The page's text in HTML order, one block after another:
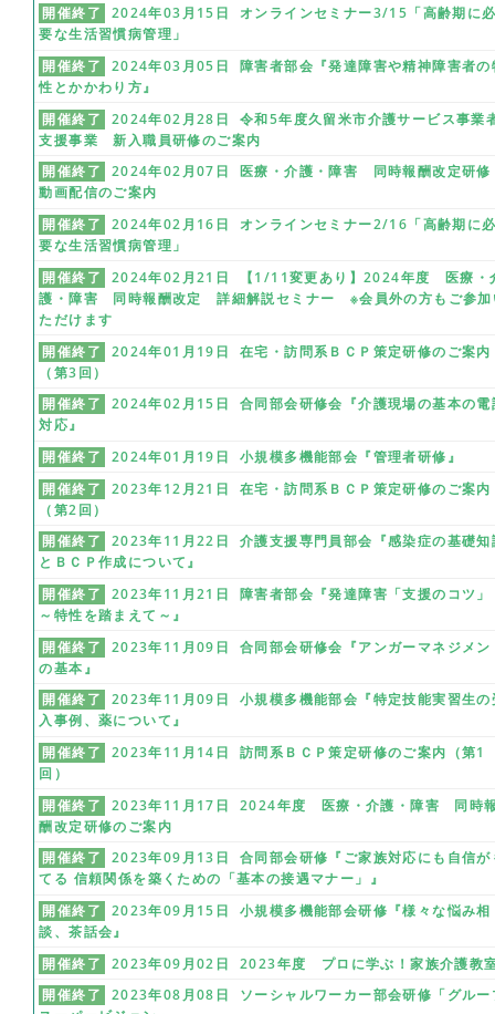
開催終了
2024年03月15日 オンラインセミナー3/15「高齢期に
要な生活習慣病管理」
開催終了
2024年03月05日 障害者部会『発達障害や精神障害者の
性とかかわり方』
開催終了
2024年02月28日 令和5年度久留米市介護サービス事業
支援事業 新入職員研修のご案内
開催終了
2024年02月07日 医療・介護・障害 同時報酬改定研
動画配信のご案内
開催終了
2024年02月16日 オンラインセミナー2/16「高齢期に
要な生活習慣病管理」
開催終了
2024年02月21日 【1/11変更あり】2024年度 医療・
護・障害 同時報酬改定 詳細解説セミナー ※会員外の方もご参加
ただけます
開催終了
2024年01月19日 在宅・訪問系ＢＣＰ策定研修のご案内
（第3回）
開催終了
2024年02月15日 合同部会研修会『介護現場の基本の電
対応』
開催終了
2024年01月19日 小規模多機能部会『管理者研修』
開催終了
2023年12月21日 在宅・訪問系ＢＣＰ策定研修のご案内
（第2回）
開催終了
2023年11月22日 介護支援専門員部会『感染症の基礎知
とＢＣＰ作成について』
開催終了
2023年11月21日 障害者部会『発達障害「支援のコツ」
～特性を踏まえて～』
開催終了
2023年11月09日 合同部会研修会『アンガーマネジメン
の基本』
開催終了
2023年11月09日 小規模多機能部会『特定技能実習生の
入事例、薬について』
開催終了
2023年11月14日 訪問系ＢＣＰ策定研修のご案内（第1
回）
開催終了
2023年11月17日 2024年度 医療・介護・障害 同時
酬改定研修のご案内
開催終了
2023年09月13日 合同部会研修『ご家族対応にも自信が
てる 信頼関係を築くための「基本の接遇マナー」』
開催終了
2023年09月15日 小規模多機能部会研修『様々な悩み相
談、茶話会』
開催終了
2023年09月02日 2023年度 プロに学ぶ！家族介護教
開催終了
2023年08月08日 ソーシャルワーカー部会研修「グルー